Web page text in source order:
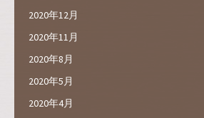
2020年12月
2020年11月
2020年8月
2020年5月
2020年4月